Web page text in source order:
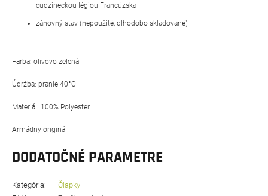
cudzineckou légiou Francúzska
zánovný stav (nepoužité, dlhodobo skladované)
Farba: olivovo zelená
Údržba: pranie 40°C
Materiál: 100% Polyester
Armádny originál
DODATOČNÉ PARAMETRE
Kategória:
Čiapky